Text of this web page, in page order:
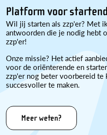
Platform voor
Wil jij starten als zzp'er? Met
antwoorden die je nodig hebt
zzp'er!
Onze missie? Het actief
voor de oriënterende en
zzp'er nog beter voorbereid te
succesvoller te maken.
Meer weten?